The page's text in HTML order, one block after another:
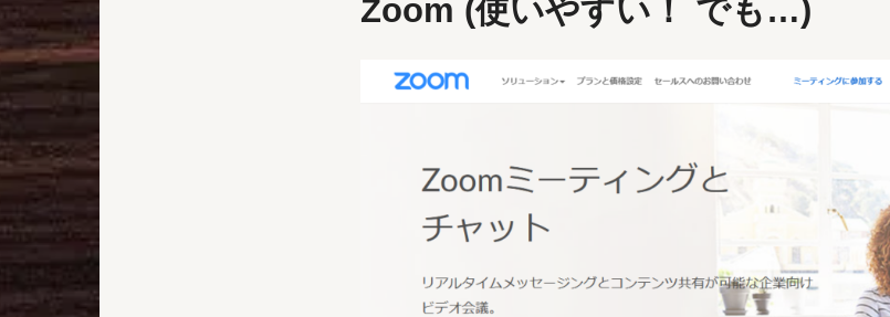
Zoom (使いやすい！ でも…)